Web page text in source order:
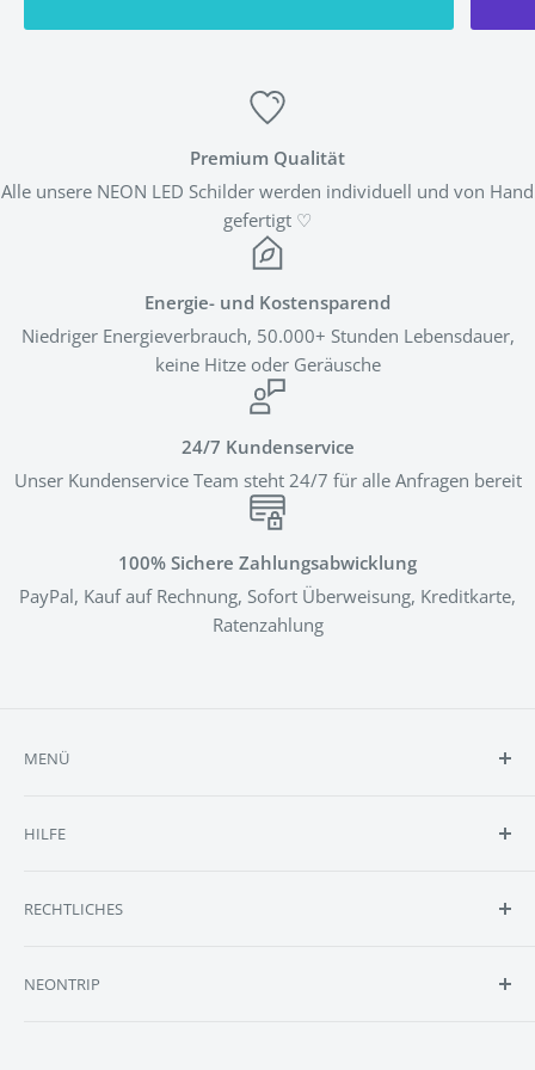
Premium Qualität
Alle unsere NEON LED Schilder werden individuell und von Hand
gefertigt ♡
Energie- und Kostensparend
Niedriger Energieverbrauch, 50.000+ Stunden Lebensdauer,
keine Hitze oder Geräusche
24/7 Kundenservice
Unser Kundenservice Team steht 24/7 für alle Anfragen bereit
100% Sichere Zahlungsabwicklung
PayPal, Kauf auf Rechnung, Sofort Überweisung, Kreditkarte,
Ratenzahlung
MENÜ
Reviews
Anfrage
HILFE
FAQ
Lieferumfang
RECHTLICHES
Cookie Einstellungen
NEONTRIP